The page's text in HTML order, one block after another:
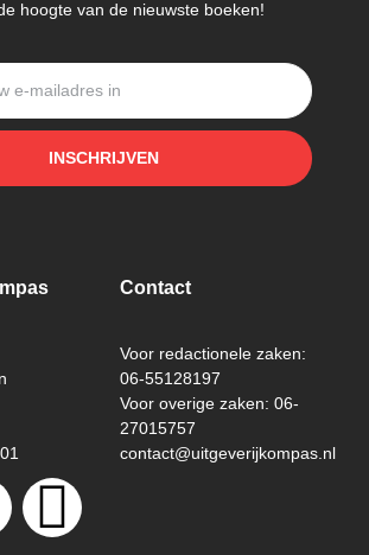
hoogte van de nieuwste boeken!
INSCHRIJVEN
Contact
Voor redactionele zaken:
06-55128197
Voor overige zaken: 06-
27015757
contact@uitgeverijkompas.nl